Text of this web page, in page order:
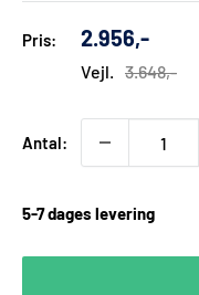
Pris:
Udsalgs
2.956,-
Vejl. 3.648,-
Antal:
5-7 dages levering